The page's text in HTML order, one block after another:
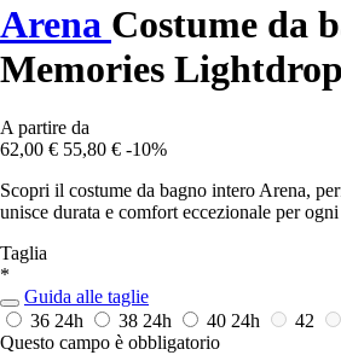
Arena Costume da
Memories
A partire da
62,00 € 55,80 € -10%
Scopri il costume da bagno intero Arena,
unisce durata e comfort eccezionale per
Taglia
*
Guida alle taglie
36 24h 38 24h 40 24h 42
Questo campo è obbligatorio